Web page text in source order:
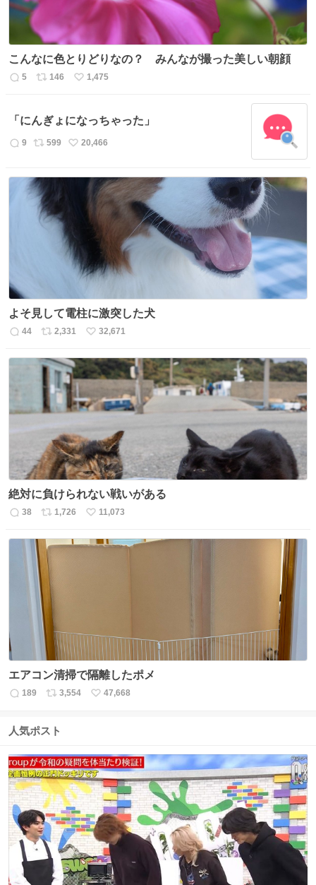
こんなに色とりどりなの？ みんなが撮った美しい朝顔
返
数
5
リ
ス
ト
数
146
い
ね
数
1,475
「にんぎょになっちゃった」
返
数
9
リ
ス
ト
数
599
い
ね
20,466
よそ見して電柱に激突した犬
返
数
44
リ
ス
ト
数
2,331
い
ね
数
32,671
絶対に負けられない戦いがある
返
38
リ
ス
ト
数
1,726
い
ね
11,073
エアコン清掃で隔離したポメ
返
数
189
リ
ス
数
3,554
い
47,668
人気ポスト